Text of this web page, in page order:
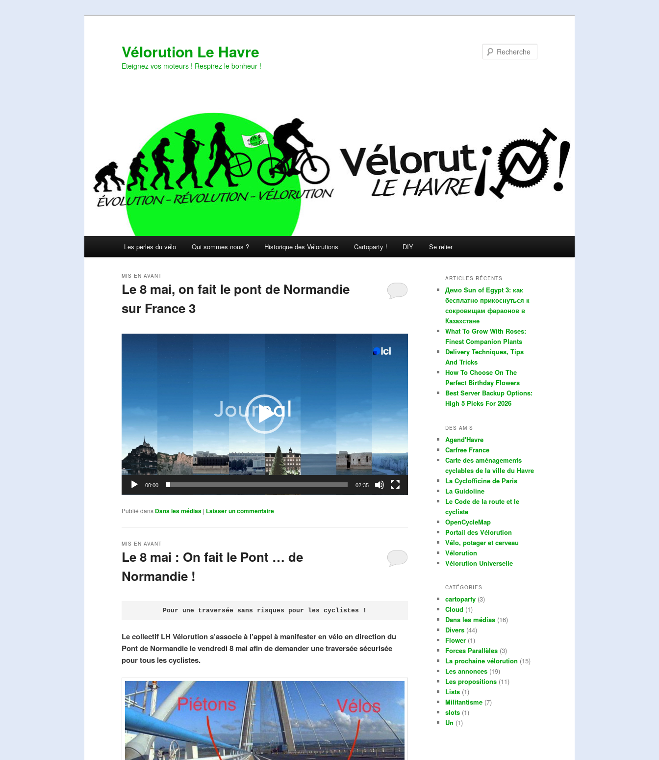
Vélorution Le Havre
Eteignez vos moteurs ! Respirez le bonheur !
Les perles du vélo Qui sommes nous ? Historique des Vélorutions Cartoparty ! DIY Se relier
Le 8 mai, on fait le pont de Normandie
sur France 3
MIS EN AVANT
00:00 02:35
Publié dans Dans les médias | Laisser un commentaire
Le 8 mai : On fait le Pont … de
Normandie !
MIS EN AVANT
Pour une traversée sans risques pour les cyclistes !
Le collectif LH Vélorution s’associe à l’appel à manifester en vélo en direction du
Pont de Normandie le vendredi 8 mai afin de demander une traversée sécurisée
pour tous les cyclistes.
ARTICLES RÉCENTS
Демо Sun of Egypt 3: как
бесплатно прикоснуться к
сокровищам фараонов в
Казахстане
What To Grow With Roses:
Finest Companion Plants
Delivery Techniques, Tips
And Tricks
How To Choose On The
Perfect Birthday Flowers
Best Server Backup Options:
High 5 Picks For 2026
DES AMIS
Agend'Havre
Carfree France
Carte des aménagements
cyclables de la ville du Havre
La Cyclofficine de Paris
La Guidoline
Le Code de la route et le
cycliste
OpenCycleMap
Portail des Vélorution
Vélo, potager et cerveau
Vélorution
Vélorution Universelle
CATÉGORIES
cartoparty (3)
Cloud (1)
Dans les médias (16)
Divers (44)
Flower (1)
Forces Parallèles (3)
La prochaine vélorution (15)
Les annonces (19)
Les propositions (11)
Lists (1)
Militantisme (7)
slots (1)
Un (1)